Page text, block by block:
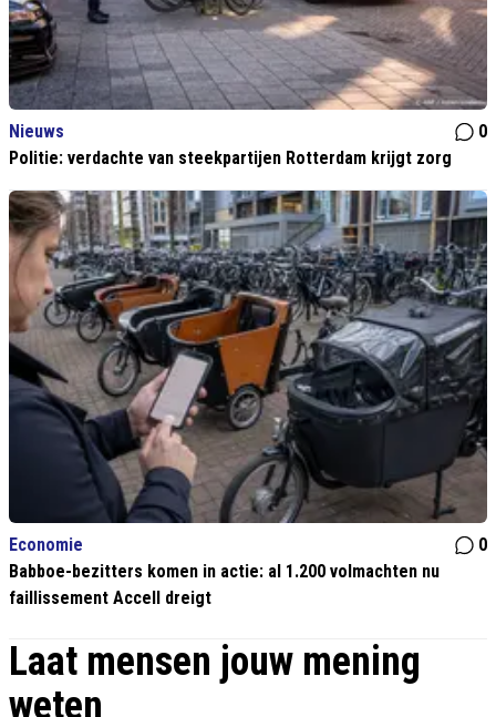
Nieuws
0
Politie: verdachte van steekpartijen Rotterdam krijgt zorg
Economie
0
Babboe-bezitters komen in actie: al 1.200 volmachten nu
faillissement Accell dreigt
Laat mensen jouw mening
weten